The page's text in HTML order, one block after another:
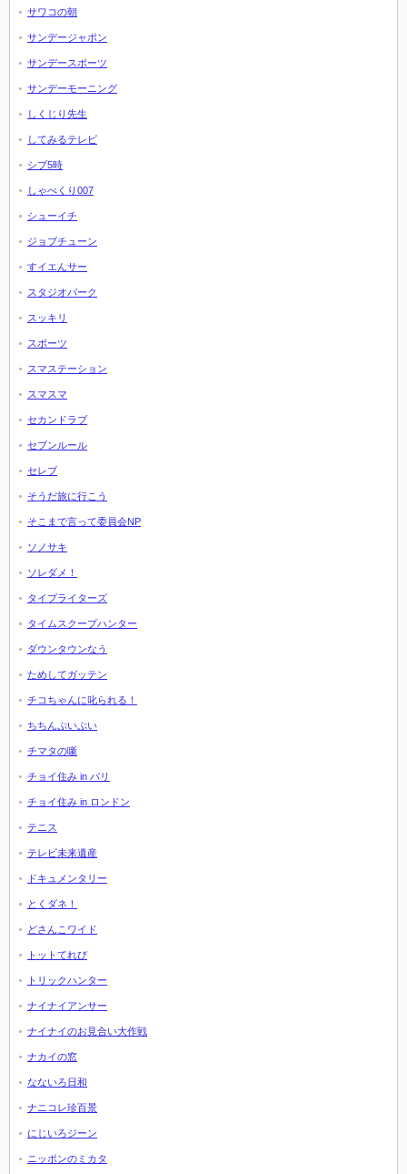
サワコの朝
サンデージャポン
サンデースポーツ
サンデーモーニング
しくじり先生
してみるテレビ
シブ5時
しゃべくり007
シューイチ
ジョブチューン
すイエんサー
スタジオパーク
スッキリ
スポーツ
スマステーション
スマスマ
セカンドラブ
セブンルール
セレブ
そうだ旅に行こう
そこまで言って委員会NP
ソノサキ
ソレダメ！
タイプライターズ
タイムスクープハンター
ダウンタウンなう
ためしてガッテン
チコちゃんに叱られる！
ちちんぷいぷい
チマタの噺
チョイ住み in パリ
チョイ住み in ロンドン
テニス
テレビ未来遺産
ドキュメンタリー
とくダネ！
どさんこワイド
トットてれび
トリックハンター
ナイナイアンサー
ナイナイのお見合い大作戦
ナカイの窓
なないろ日和
ナニコレ珍百景
にじいろジーン
ニッポンのミカタ